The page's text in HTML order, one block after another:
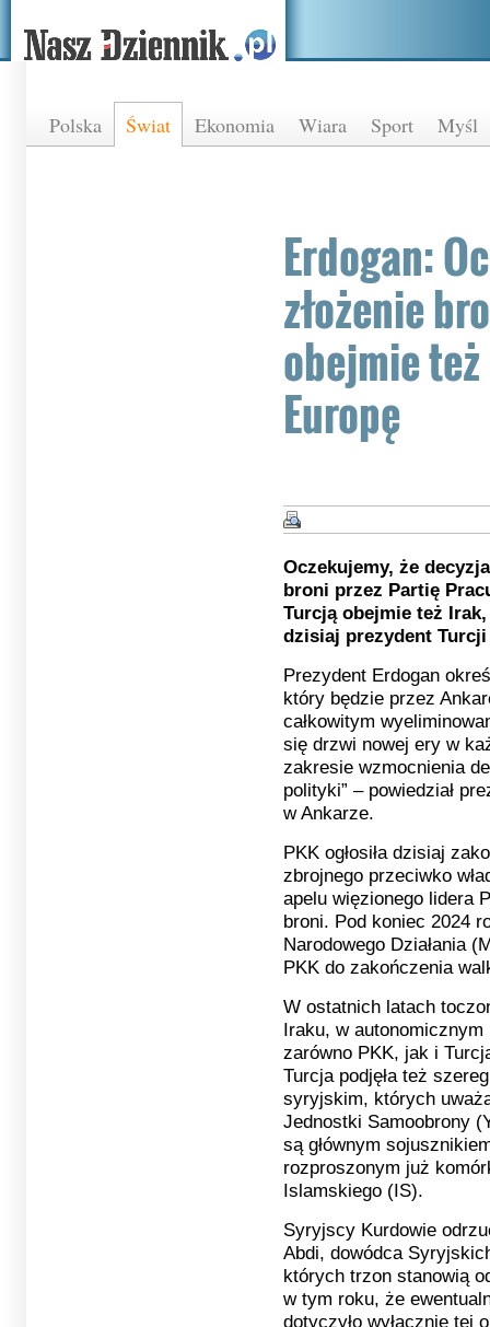
Polska Świat Ekonomia Wiara Sport Myśl
Erdogan:
złożenie
obejmie
Europę
Oczekujemy, że
broni przez Partię
Turcją obejmie też
dzisiaj prezydent Turcji
Prezydent Erdogan
który będzie przez
całkowitym
się drzwi nowej ery w
zakresie wzmocnienia
polityki” – powiedział
w Ankarze.
PKK ogłosiła dzisiaj
zbrojnego przeciwko
apelu więzionego lidera
broni. Pod koniec 2024
Narodowego Działania
PKK do zakończenia
W ostatnich latach
Iraku, w
zarówno PKK, jak i
Turcja podjęła też
syryjskim, których
Jednostki Samoobrony
są głównym
rozproszonym już
Islamskiego (IS).
Syryjscy Kurdowie
Abdi, dowódca
których trzon stanowią
w tym roku, że
dotyczyło wyłącznie tej